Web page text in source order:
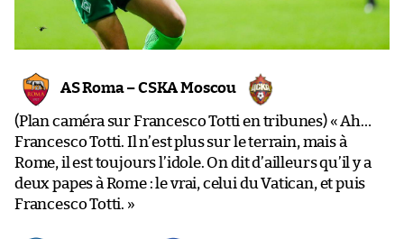
AS Roma – CSKA Moscou
(Plan caméra sur Francesco Totti en tribunes) « Ah…
Francesco Totti. Il n’est plus sur le terrain, mais à
Rome, il est toujours l’idole. On dit d’ailleurs qu’il y a
deux papes à Rome : le vrai, celui du Vatican, et puis
Francesco Totti. »